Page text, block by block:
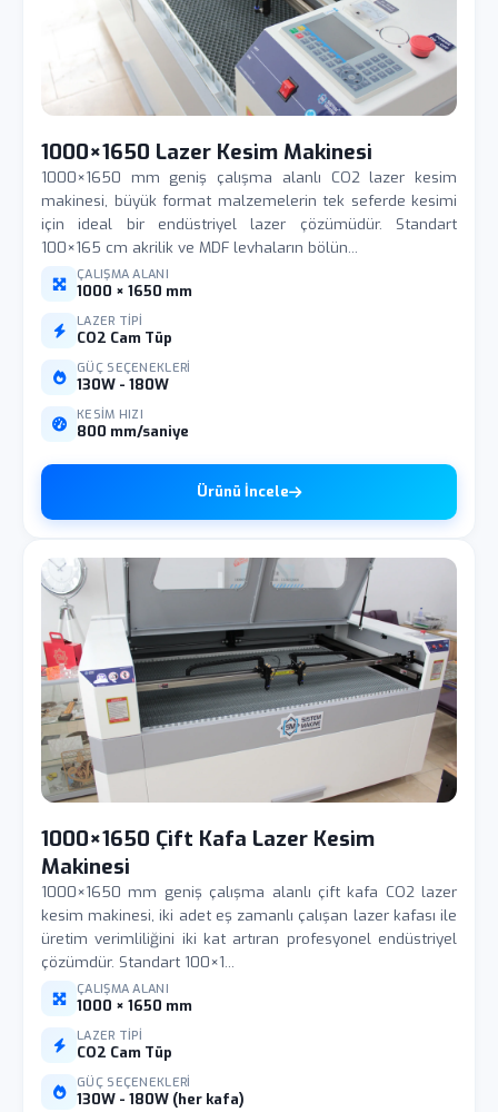
1000×1650 Lazer Kesim Makinesi
1000×1650 mm geniş çalışma alanlı CO2 lazer kesim
makinesi, büyük format malzemelerin tek seferde kesimi
için ideal bir endüstriyel lazer çözümüdür. Standart
100×165 cm akrilik ve MDF levhaların bölün...
ÇALIŞMA ALANI
1000 × 1650 mm
LAZER TIPI
CO2 Cam Tüp
GÜÇ SEÇENEKLERI
130W - 180W
KESIM HIZI
800 mm/saniye
Ürünü İncele
1000×1650 Çift Kafa Lazer Kesim
Makinesi
1000×1650 mm geniş çalışma alanlı çift kafa CO2 lazer
kesim makinesi, iki adet eş zamanlı çalışan lazer kafası ile
üretim verimliliğini iki kat artıran profesyonel endüstriyel
çözümdür. Standart 100×1...
ÇALIŞMA ALANI
1000 × 1650 mm
LAZER TIPI
CO2 Cam Tüp
GÜÇ SEÇENEKLERI
130W - 180W (her kafa)